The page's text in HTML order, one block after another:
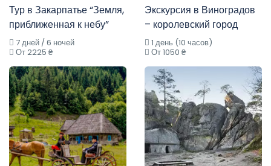
Тур в Закарпатье “Земля,
приближенная к небу”
7 дней / 6 ночей
От 2225 ₴
Экскурсия в Виноградов
– королевский город
1 день (10 часов)
От 1050 ₴